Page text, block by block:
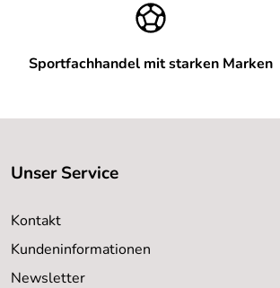
Sportfachhandel mit starken Marken
Unser Service
Kontakt
Kundeninformationen
Newsletter